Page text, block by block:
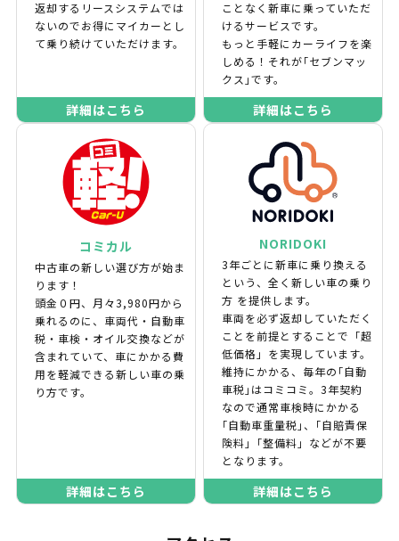
返却するリースシステムでは
ないのでお得にマイカーとし
て乗り続けていただけます。
詳細はこちら
ことなく新車に乗っていただ
けるサービスです。
もっと手軽にカーライフを楽
しめる！それが｢セブンマッ
クス｣です。
詳細はこちら
コミカル
中古車の新しい選び方が始ま
ります！
頭金０円、月々3,980円から
乗れるのに、車両代・自動車
税・車検・オイル交換などが
含まれていて、車にかかる費
用を軽減できる新しい車の乗
り方です。
詳細はこちら
NORIDOKI
3年ごとに新車に乗り換える
という、全く新しい車の乗り
方 を提供します。
車両を必ず返却していただく
ことを前提とすることで「超
低価格」を実現しています。
維持にかかる、毎年の｢自動
車税｣はコミコミ。3年契約
なので通常車検時にかかる
｢自動車重量税｣、｢自賠責保
険料｣「整備料」などが不要
となります。
詳細はこちら